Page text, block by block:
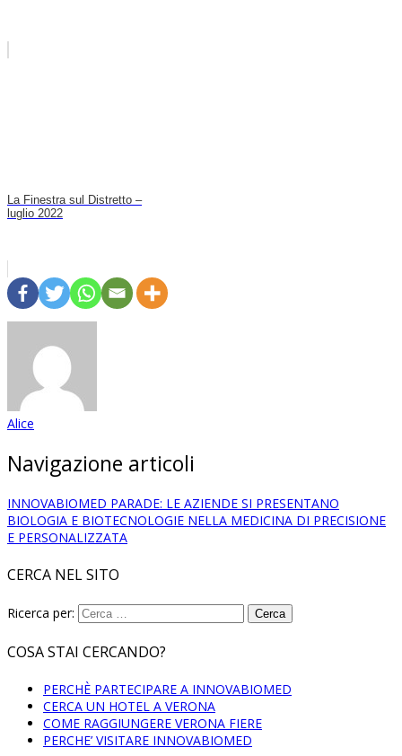
La Finestra sul Distretto –
luglio 2022
Alice
Navigazione articoli
INNOVABIOMED PARADE: LE AZIENDE SI PRESENTANO
BIOLOGIA E BIOTECNOLOGIE NELLA MEDICINA DI PRECISIONE
E PERSONALIZZATA
CERCA NEL SITO
Ricerca per:
COSA STAI CERCANDO?
PERCHÈ PARTECIPARE A INNOVABIOMED
CERCA UN HOTEL A VERONA
COME RAGGIUNGERE VERONA FIERE
PERCHE’ VISITARE INNOVABIOMED